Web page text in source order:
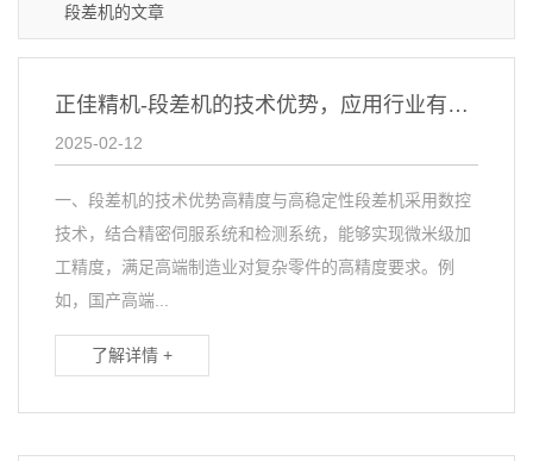
段差机的文章
正佳精机-段差机的技术优势，应用行业有哪些？
2025-02-12
一、段差机的技术优势高精度与高稳定性段差机采用数控
技术，结合精密伺服系统和检测系统，能够实现微米级加
工精度，满足高端制造业对复杂零件的高精度要求。例
如，国产高端...
了解详情 +